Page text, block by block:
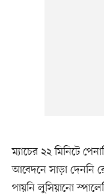
ম্যাচের ২২ মিনিটে
আবেদনে সাড়া দেননি
পায়নি লুসিয়ানো